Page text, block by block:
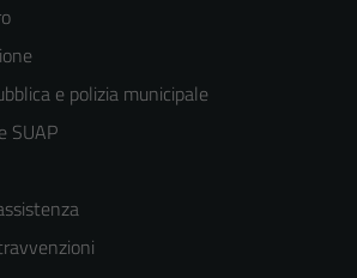
e polizia municipale
SUAP